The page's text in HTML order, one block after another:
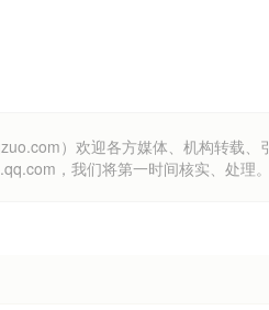
）欢迎各方媒体、机构转载
，我们将第一时间核实、处理